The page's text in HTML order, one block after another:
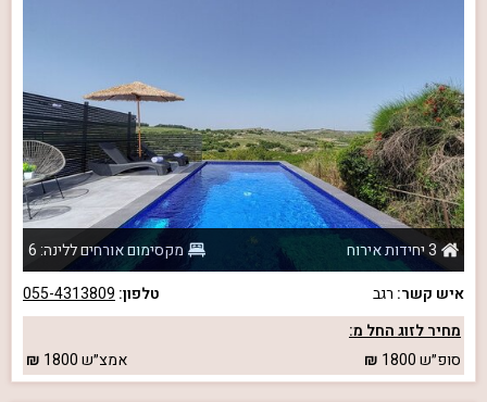
3 יחידות אירוח
מקסימום אורחים ללינה: 6
איש קשר: רגב טלפון: 055-4313809
מחיר לזוג החל מ:
סופ״ש1800 אמצ״ש1800